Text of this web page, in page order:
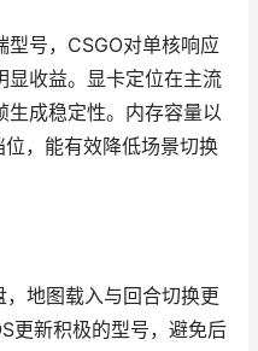
型号，CSGO对单核响应
显收益。显卡定位在主流
生成稳定性。内存容量以
，能有效降低场景切换
地图载入与回合切换更
更新积极的型号，避免后